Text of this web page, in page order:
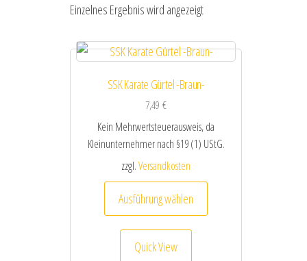
Einzelnes Ergebnis wird angezeigt
SSK Karate Gürtel -Braun-
7,49€
Kein Mehrwertsteuerausweis, da
Kleinunternehmer nach §19 (1) UStG.
zzgl.Versandkosten
Ausführung wählen
Dieses Produkt weist
Quick View